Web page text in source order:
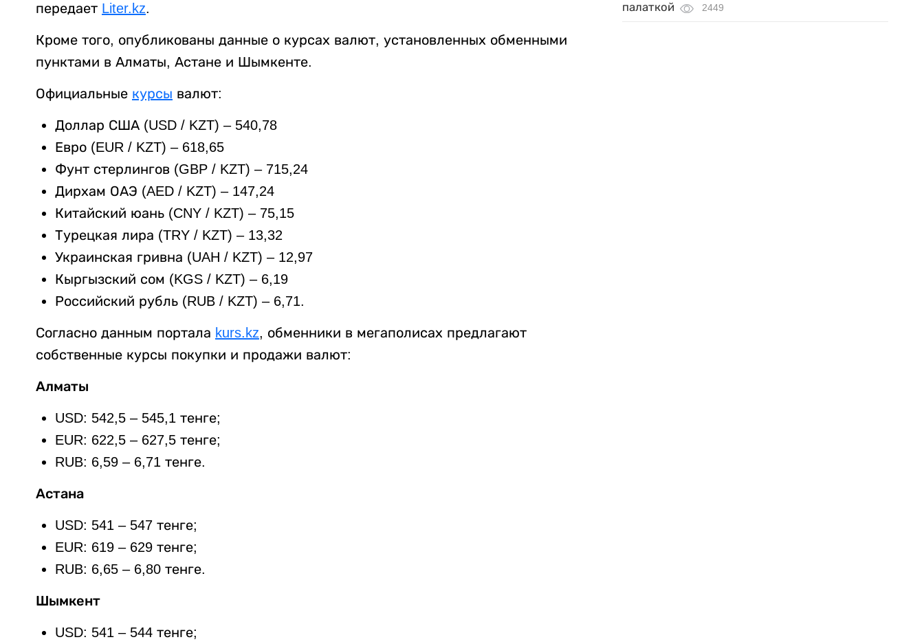
передает Liter.kz.
Кроме того, опубликованы данные о курсах валют, установленных обменными
пунктами в Алматы, Астане и Шымкенте.
Официальные курсы валют:
Доллар США (USD / KZT) – 540,78
Евро (EUR / KZT) – 618,65
Фунт стерлингов (GBP / KZT) – 715,24
Дирхам ОАЭ (AED / KZT) – 147,24
Китайский юань (CNY / KZT) – 75,15
Турецкая лира (TRY / KZT) – 13,32
Украинская гривна (UAH / KZT) – 12,97
Кыргызский сом (KGS / KZT) – 6,19
Российский рубль (RUB / KZT) – 6,71.
Согласно данным портала kurs.kz, обменники в мегаполисах предлагают
собственные курсы покупки и продажи валют:
Алматы
USD: 542,5 – 545,1 тенге;
EUR: 622,5 – 627,5 тенге;
RUB: 6,59 – 6,71 тенге.
Астана
USD: 541 – 547 тенге;
EUR: 619 – 629 тенге;
RUB: 6,65 – 6,80 тенге.
Шымкент
USD: 541 – 544 тенге;
палаткой
2449